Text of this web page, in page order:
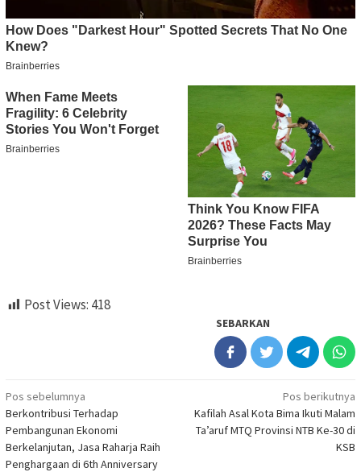
Post Views: 418
SEBARKAN
Navigasi
pos
Pos sebelumnya
Berkontribusi Terhadap
Pembangunan Ekonomi
Berkelanjutan, Jasa Raharja Raih
Penghargaan di 6th Anniversary
Pos berikutnya
Kafilah Asal Kota Bima Ikuti Malam
Ta’aruf MTQ Provinsi NTB Ke-30 di
KSB